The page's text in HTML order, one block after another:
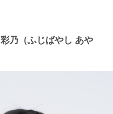
乃（ふじばやし あや